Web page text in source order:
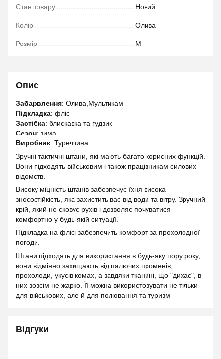
Стан товару Новий
Колір Олива
Розмір M
Опис
Забарвлення: Олива,Мультикам
Підкладка: фліс
Застібка: блискавка та гудзик
Сезон: зима
Виробник: Туреччина
Зручні тактичні штани, які мають багато корисних функцій.
Вони підходять військовим і також працівникам силових
відомств.
Високу міцність штанів забезпечує їхня висока
зносостійкість, яка захистить вас від води та вітру. Зручний
крій, який не сковує рухів і дозволяє почуватися
комфортно у будь-якій ситуації.
Підкладка на флісі забезпечить комфорт за прохолодної
погоди.
Штани підходять для використання в будь-яку пору року,
вони відмінно захищають від палючих променів,
прохолоди, укусів комах, а завдяки тканині, що "дихає", в
них зовсім не жарко. Її можна використовувати не тільки
для військових, але й для полювання та туризм
Відгуки